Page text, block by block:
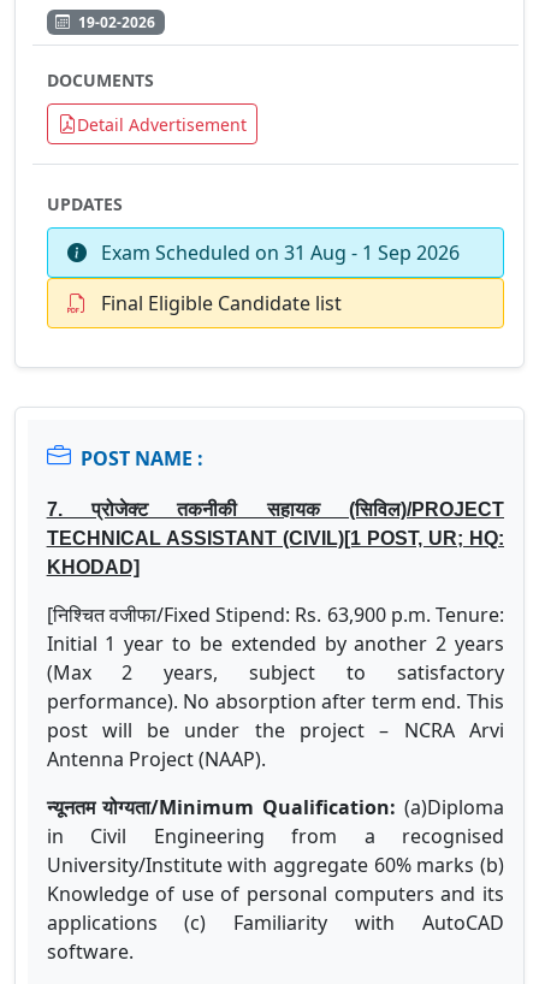
19-02-2026
DOCUMENTS
Detail Advertisement
UPDATES
Exam Scheduled on 31 Aug - 1 Sep 2026
Final Eligible Candidate list
POST NAME :
7. प्रोजेक्ट तकनीकी सहायक (सिविल)/PROJECT
TECHNICAL ASSISTANT (CIVIL)[1 POST, UR; HQ:
KHODAD]
[निश्चित वजीफा/Fixed Stipend: Rs. 63,900 p.m. Tenure:
Initial 1 year to be extended by another 2 years
(Max 2 years, subject to satisfactory
performance). No absorption after term end. This
post will be under the project – NCRA Arvi
Antenna Project (NAAP).
न्यूनतम योग्यता/Minimum Qualification: (a)Diploma
in Civil Engineering from a recognised
University/Institute with aggregate 60% marks (b)
Knowledge of use of personal computers and its
applications (c) Familiarity with AutoCAD
software.